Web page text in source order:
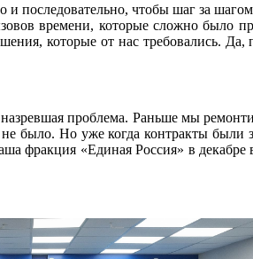
последовательно, чтобы шаг за
времени, которые сложно было
которые от нас требовались. Да,
проблема. Раньше мы
было. Но уже когда контракты
фракция «Единая Россия» в